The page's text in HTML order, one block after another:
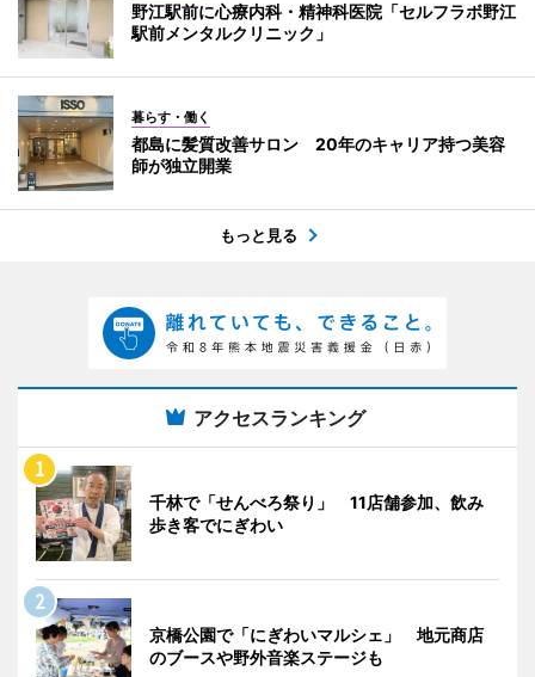
野江駅前に心療内科・精神科医院「セルフラボ野江
駅前メンタルクリニック」
暮らす・働く
都島に髪質改善サロン 20年のキャリア持つ美容
師が独立開業
もっと見る
アクセスランキング
千林で「せんべろ祭り」 11店舗参加、飲み
歩き客でにぎわい
京橋公園で「にぎわいマルシェ」 地元商店
のブースや野外音楽ステージも